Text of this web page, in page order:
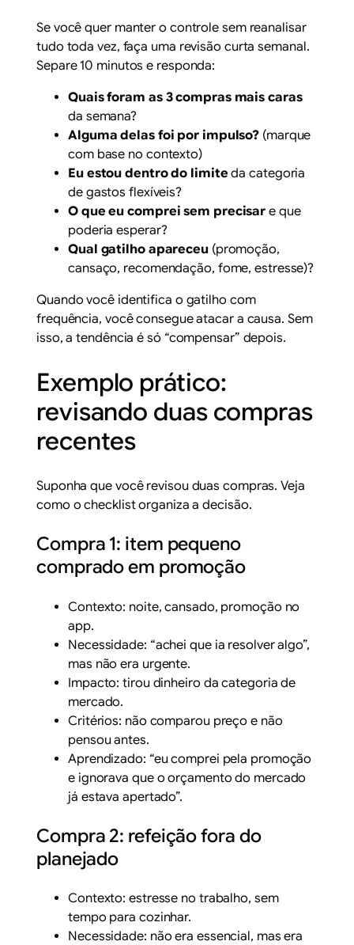
Se você quer manter o controle sem reanalisar
tudo toda vez, faça uma revisão curta semanal.
Separe 10 minutos e responda:
Quais foram as 3 compras mais caras
da semana?
Alguma delas foi por impulso? (marque
com base no contexto)
Eu estou dentro do limite da categoria
de gastos flexíveis?
O que eu comprei sem precisar e que
poderia esperar?
Qual gatilho apareceu(promoção,
cansaço, recomendação, fome, estresse)?
Quando você identifica o gatilho com
frequência, você consegue atacar a causa. Sem
isso, a tendência é só “compensar” depois.
Exemplo prático:
revisando duas compras
recentes
Suponha que você revisou duas compras. Veja
como o checklist organiza a decisão.
Compra 1: item pequeno
comprado em promoção
Contexto: noite, cansado, promoção no
app.
Necessidade: “achei que ia resolver algo”,
mas não era urgente.
Impacto: tirou dinheiro da categoria de
mercado.
Critérios: não comparou preço e não
pensou antes.
Aprendizado: “eu comprei pela promoção
e ignorava que o orçamento do mercado
já estava apertado”.
Compra 2: refeição fora do
planejado
Contexto: estresse no trabalho, sem
tempo para cozinhar.
Necessidade: não era essencial, mas era